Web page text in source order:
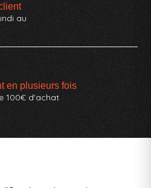
au
en plusieurs fois
100€ d'achat